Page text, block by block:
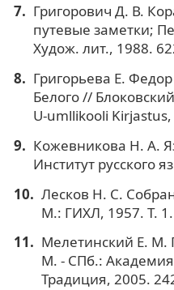
Григорович Д. В.
путевые заметки;
Худож. лит., 1988.
Григорьева Е.
Белого //
U-umllikooli
Кожевникова Н. А.
Институт русского
Лесков Н. С.
М.: ГИХЛ, 1957. Т. 1.
Мелетинский Е. М.
М. - СПб.:
Традиция, 2005.